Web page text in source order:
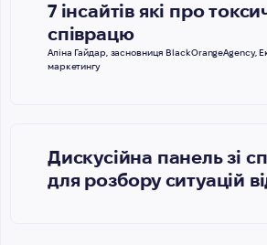
7 інсайтів які про
співрацю
Аліна Гайдар, засновниця BlackOrangeAgency,
маркетингу
Дискусійна панель зі
для розбору ситуацій